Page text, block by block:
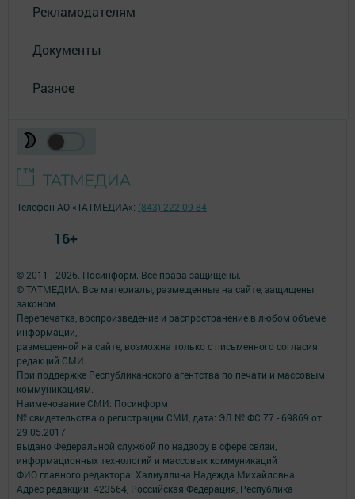
Рекламодателям
Документы
Разное
© 2011 - 2026. Посинформ. Все права защищены.
© ТАТМЕДИА. Все материалы, размещенные на сайте, защищены
законом.
Перепечатка, воспроизведение и распространение в любом объеме
информации,
размещенной на сайте, возможна только с письменного согласия
редакций СМИ.
При поддержке Республиканского агентства по печати и массовым
коммуникациям.
Наименование СМИ: Посинформ
№ свидетельства о регистрации СМИ, дата: ЭЛ № ФС 77 - 69869 от
29.05.2017
выдано Федеральной службой по надзору в сфере связи,
информационных технологий и массовых коммуникаций
ФИО главного редактора: Халиуллина Надежда Михайловна
Адрес редакции: 423564, Российская Федерация, Республика
Телефон АО «ТАТМЕДИА»: (843) 222 09 84
16+